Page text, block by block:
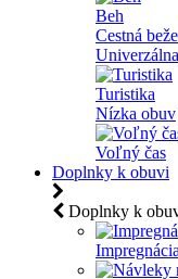
Beh
Cestná
Turistika
Nízka obuv
Voľný čas
Doplnky k obuvi
Doplnky k